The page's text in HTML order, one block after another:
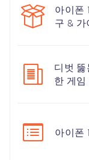
아이폰
구 & 가
디벗
한 게임
아이폰